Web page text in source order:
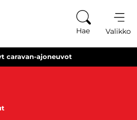
Hae Valikko
caravan-ajoneuvot